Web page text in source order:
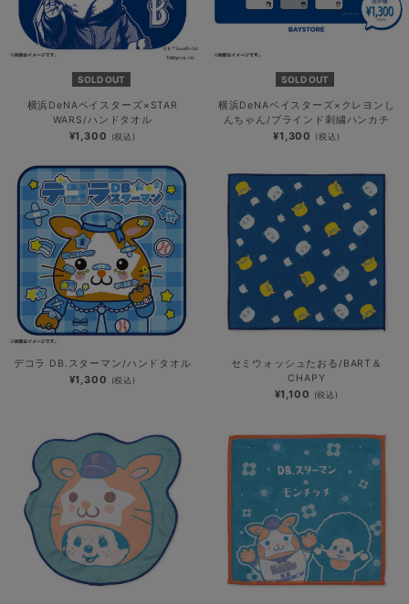
SOLD OUT
横浜DeNAベイスターズ×STAR
WARS/ハンドタオル
¥1,300 (税込)
SOLD OUT
横浜DeNAベイスターズ×クレヨンし
んちゃん/ブラインド刺繍ハンカチ
¥1,300 (税込)
デコラ DB.スターマン/ハンドタオル
¥1,300 (税込)
セミウォッシュたおる/BART＆
CHAPY
¥1,100 (税込)